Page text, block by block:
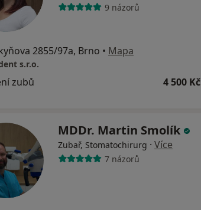
9 názorů
2855/97a, Brno • Mapa
s.r.o.
zubů 4 500 Kč
MDDr. Martin Smolík
Zubař, Stomatochirurg · Více
7 názorů